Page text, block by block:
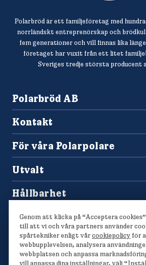
Polarbröd är ett familjeföretag med
norrländskt entreprenörskap och
fem generationer och vill finnas lika
företaget har vuxit från ett litet
Sveriges tredje största producent
Polarbröd AB
010-450 60 00
info@polarbrod.se
Kontakt
Konsumentkontakt och reklamation
Frågor och svar
Press och nyhetsrum
Sponsring
För våra Polarpolare
Tävlingar
Hitta din Polarklämma
Utvalt
Lediga jobb
Våra bröd
Hållbarhet
Polarmetoden
Genom att klicka på “Acceptera
till att vi och våra partners använder
spårtekniker enligt vårcookiepolicyför
webbupplevelsen, analysera
webbplatsen och anpassa
vill anpassa dina inställningar, välj